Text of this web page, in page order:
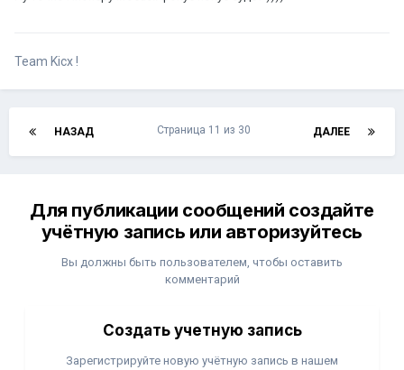
Team Kicx !
НАЗАД ДАЛЕЕ
Страница 11 из 30
Для публикации сообщений создайте
учётную запись или авторизуйтесь
Вы должны быть пользователем, чтобы оставить
комментарий
Создать учетную запись
Зарегистрируйте новую учётную запись в нашем